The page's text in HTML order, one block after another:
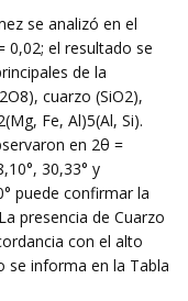
se analizó en el
0,02; el resultado se
de la
cuarzo (SiO2),
Fe, Al)5(Al, Si).
en 2θ =
30,33° y
puede confirmar la
presencia de Cuarzo
con el alto
se informa en la Tabla